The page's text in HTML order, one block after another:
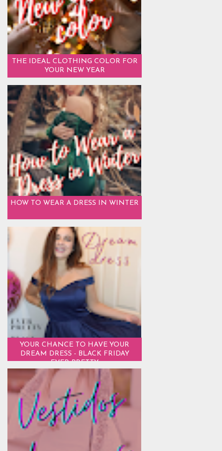
THE IDEAL CLOTHING COLOR FOR
YOUR NEW YEAR
HOW TO WEAR A DRESS IN WINTER
YOUR CHANCE TO HAVE YOUR
DREAM DRESS - BLACK FRIDAY
EVER PRETTY